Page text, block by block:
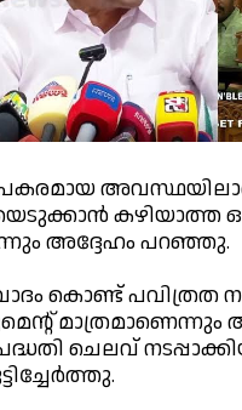
അദ്ദേഹം പറഞ്ഞു.
കൊണ്ട് പവിത്രത
ചെലവ്